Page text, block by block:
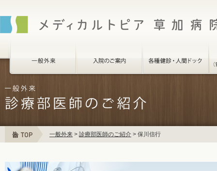
一般外来 > 診療部医師のご紹介 > 保川信行